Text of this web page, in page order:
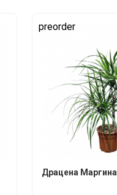
preorder
Драцена